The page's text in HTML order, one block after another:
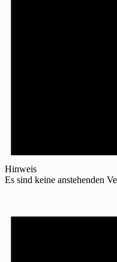
Hinweis
Es sind keine anstehenden